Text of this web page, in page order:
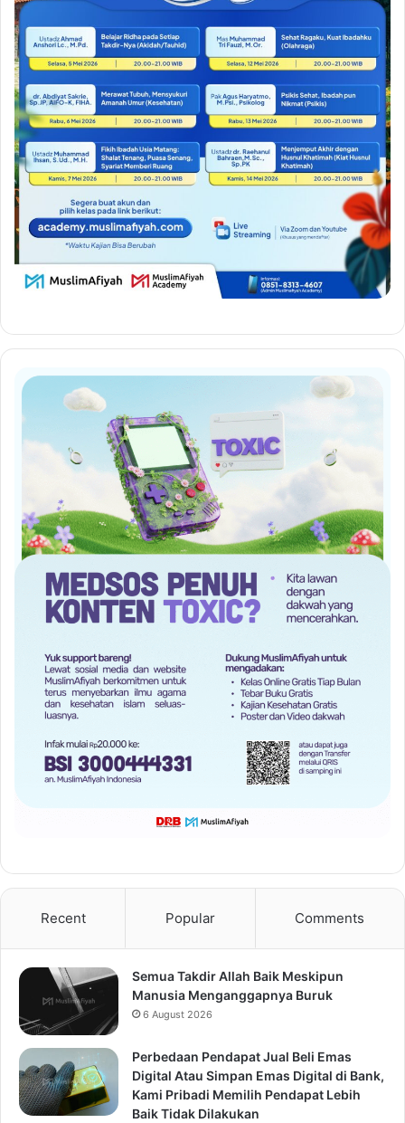
Recent Popular Comments
Semua Takdir Allah Baik Meskipun
Manusia Menganggapnya Buruk
6 August 2026
Perbedaan Pendapat Jual Beli Emas
Digital Atau Simpan Emas Digital di Bank,
Kami Pribadi Memilih Pendapat Lebih
Baik Tidak Dilakukan